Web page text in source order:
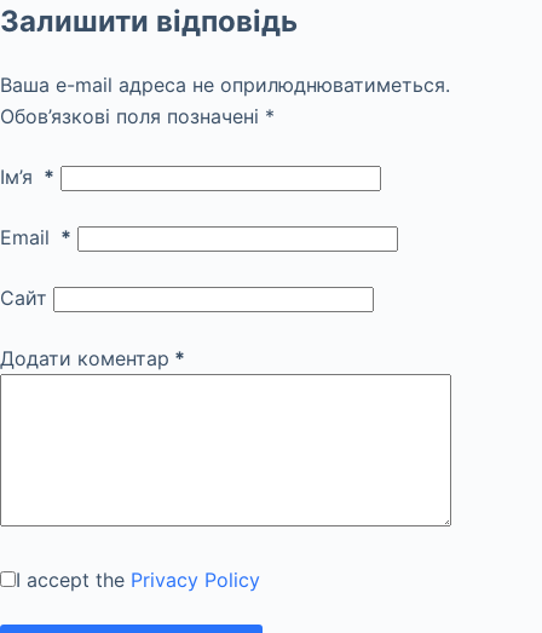
Залишити відповідь
Ваша e-mail адреса не оприлюднюватиметься.
Обов’язкові поля позначені *
Ім’я *
Email *
Сайт
Додати коментар *
I accept the Privacy Policy